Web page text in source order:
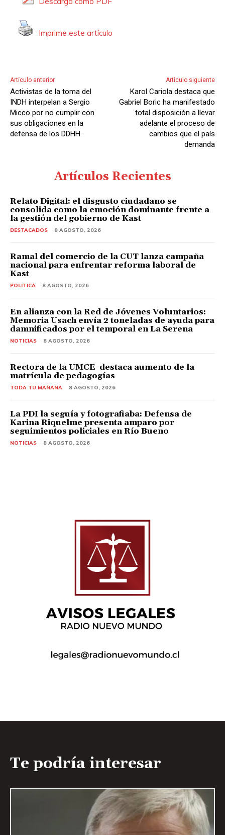
o
Imprime este artículo
Artículo anterior
Activistas de la toma del
INDH interpelan a Sergio
Micco por no cumplir con
sus obligaciones en la
defensa de los DDHH.
Artículo siguiente
Karol Cariola destaca que
Gabriel Boric ha manifestado
total disposición a llevar
adelante el proceso de
cambios que el país
demanda
Artículos Recientes
Relato Digital: el disgusto ciudadano se
consolida como la emoción dominante frente a
la gestión del gobierno de Kast
DESTACADOS 8 AGOSTO, 2026
Ramal del comercio de la CUT lanza campaña
nacional para enfrentar reforma laboral de
Kast
POLITICA 8 AGOSTO, 2026
En alianza con la Red de Jóvenes Voluntarios:
Memoria Usach envía 2 toneladas de ayuda para
damnificados por el temporal en La Serena
NOTICIAS 8 AGOSTO, 2026
Rectora de la UMCE destaca aumento de la
matrícula de pedagogías
TODA TU MAÑANA 8 AGOSTO, 2026
La PDI la seguía y fotografiaba: Defensa de
Karina Riquelme presenta amparo por
seguimientos policiales en Río Bueno
NOTICIAS 8 AGOSTO, 2026
Te podría interesar